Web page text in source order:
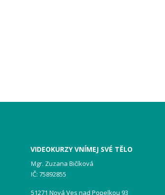
VIDEOKURZY VNÍMEJ SVÉ TĚLO
Mgr. Zuzana Bičíková
IČ: 75892855
51271 Nová Ves nad Popelkou 93